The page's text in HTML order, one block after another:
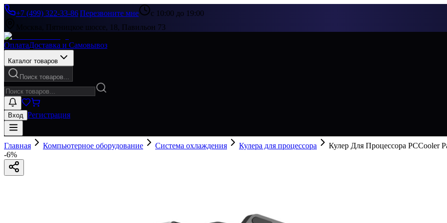
+7 (499) 322-33-86|Перезвоните мне
с 10:00 до 19:00
Москва, Пятницкое шоссе, 18, Павильон 73
ОплатаДоставка и Самовывоз
Каталог товаров
Поиск товаров...
Вход Регистрация
Главная Компьютерное оборудование Система охлаждения Кулера для процессора
Кулер Для Процессора PCCooler
-6%